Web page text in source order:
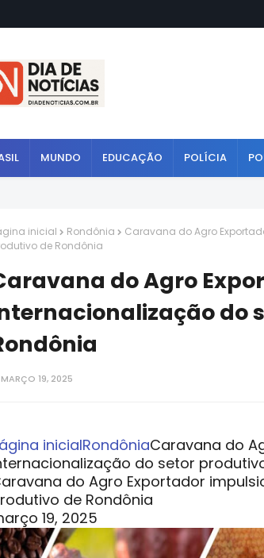
MUNDO EDUCAÇÃO POLÍCIA
inicial Rondônia
Caravana do Agro
de Rondônia
do Agro
do
MARÇO 19, 2025
inicialRondôniaCaravana do
do setor
do Agro Exportador
de Rondônia
19, 2025